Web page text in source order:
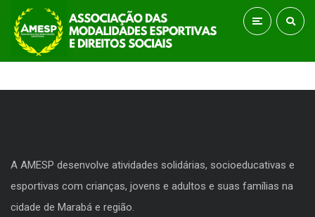
A AMESP desenvolve atividades solidárias, socioeducativas e
esportivas com crianças, jovens e adultos e suas famílias na
cidade de Marabá e região.